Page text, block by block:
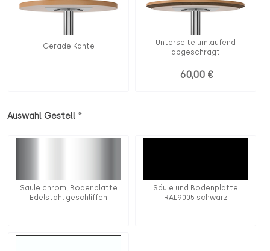
Gerade Kante
Unterseite umlaufend
abgeschrägt
60,00 €
Auswahl Gestell *
Säule chrom, Bodenplatte
Edelstahl geschliffen
Säule und Bodenplatte
RAL9005 schwarz